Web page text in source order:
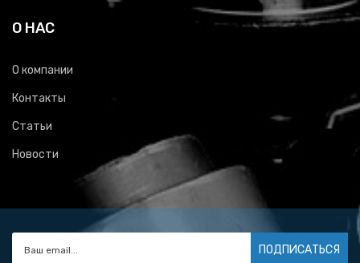
О НАС
О компании
Контакты
Статьи
Новости
ПОДПИСАТЬСЯ